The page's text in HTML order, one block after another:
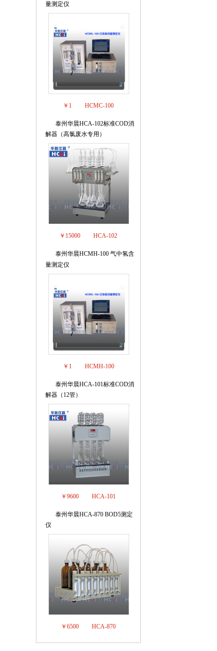
量测定仪
￥1 HCMC-100
泰州华晨HCA-102标准COD消
解器（高氯废水专用）
￥15000 HCA-102
泰州华晨HCMH-100 气中氢含
量测定仪
￥1 HCMH-100
泰州华晨HCA-101标准COD消
解器（12管）
￥9600 HCA-101
泰州华晨HCA-870 BOD5测定
仪
￥6500 HCA-870